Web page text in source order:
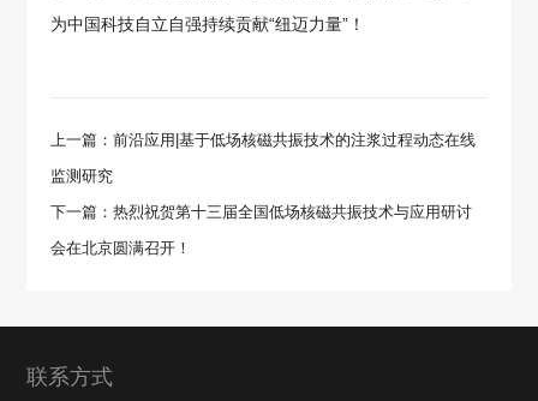
为中国科技自立自强持续贡献“纽迈力量”！
上一篇：前沿应用|基于低场核磁共振技术的注浆过程动态在线
监测研究
下一篇：热烈祝贺第十三届全国低场核磁共振技术与应用研讨
会在北京圆满召开！
联系方式